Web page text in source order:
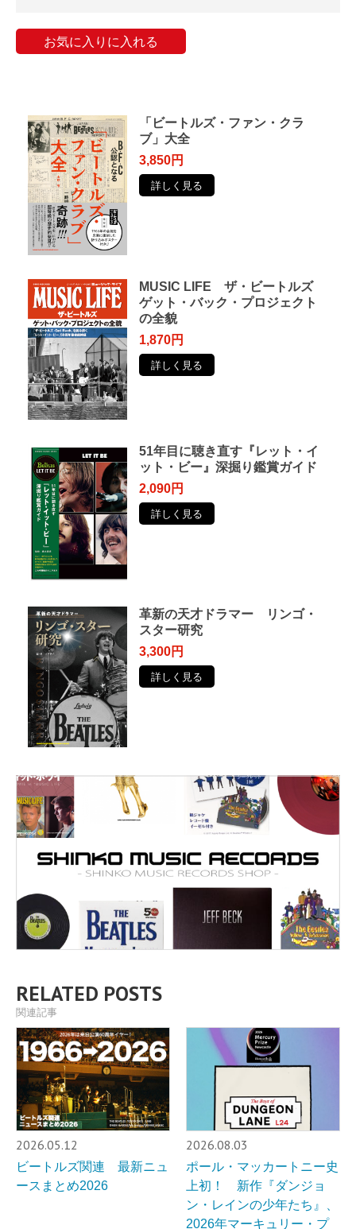
お気に入りに入れる
「ビートルズ・ファン・クラ
ブ」大全
3,850円
詳しく見る
MUSIC LIFE ザ・ビートルズ
ゲット・バック・プロジェクト
の全貌
1,870円
詳しく見る
51年目に聴き直す『レット・イ
ット・ビー』深掘り鑑賞ガイド
2,090円
詳しく見る
革新の天才ドラマー リンゴ・
スター研究
3,300円
詳しく見る
RELATED POSTS
関連記事
2026.05.12
ビートルズ関連 最新ニュ
ースまとめ2026
2026.08.03
ポール・マッカートニー史
上初！ 新作『ダンジョ
ン・レインの少年たち』、
2026年マーキュリー・プ